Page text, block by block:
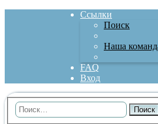
Ссылки
Поиск
Наша
FAQ
Вход
Поиск